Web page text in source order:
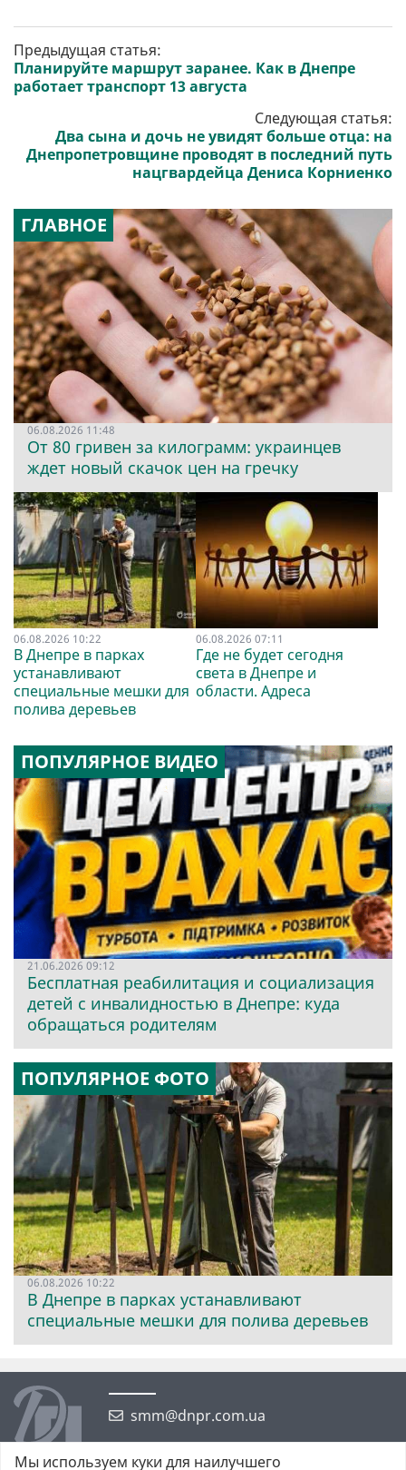
Предыдущая статья:
Планируйте маршрут заранее. Как в Днепре
работает транспорт 13 августа
Следующая статья:
Два сына и дочь не увидят больше отца: на
Днепропетровщине проводят в последний путь
нацгвардейца Дениса Корниенко
ГЛАВНОЕ
06.08.2026 11:48
От 80 гривен за килограмм: украинцев
ждет новый скачок цен на гречку
06.08.2026 10:22
В Днепре в парках
устанавливают
специальные мешки для
полива деревьев
06.08.2026 07:11
Где не будет сегодня
света в Днепре и
области. Адреса
ПОПУЛЯРНОЕ ВИДЕО
21.06.2026 09:12
Бесплатная реабилитация и социализация
детей с инвалидностью в Днепре: куда
обращаться родителям
ПОПУЛЯРНОЕ ФОТО
06.08.2026 10:22
В Днепре в парках устанавливают
специальные мешки для полива деревьев
smm@dnpr.com.ua
Мы используем куки для наилучшего